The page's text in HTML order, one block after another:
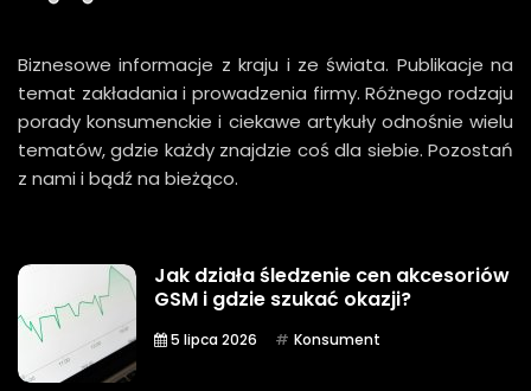
Biznesowe informacje z kraju i ze świata. Publikacje na
temat zakładania i prowadzenia firmy. Różnego rodzaju
porady konsumenckie i ciekawe artykuły odnośnie wielu
tematów, gdzie każdy znajdzie coś dla siebie. Pozostań
z nami i bądź na bieżąco.
Jak działa śledzenie cen akcesoriów
GSM i gdzie szukać okazji?
5 lipca 2026 Konsument